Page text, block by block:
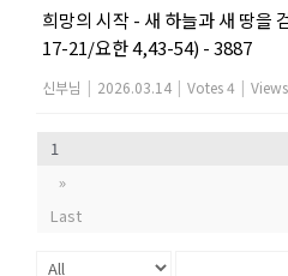
희망의 시작 - 새 하늘과 새 땅을
17-21/요한 4,43-54) - 3887
신부님 | 2026.03.14 | Votes 4 |
1
»
Last